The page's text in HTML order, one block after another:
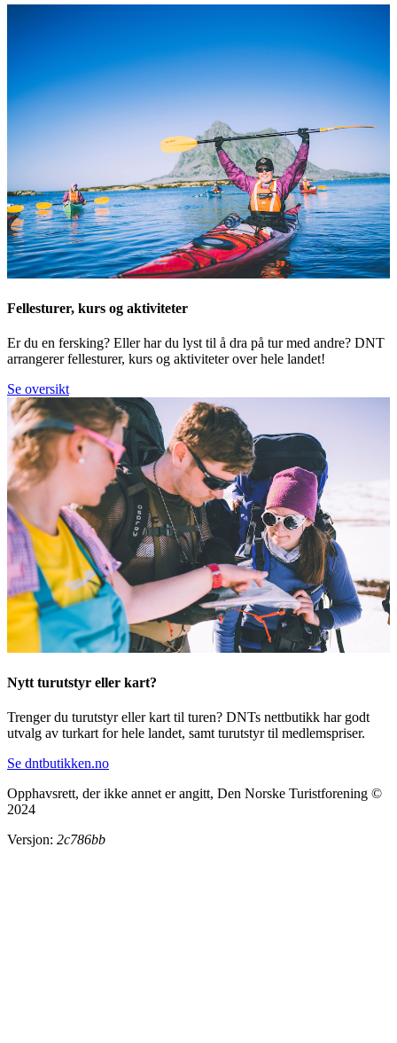
Fellesturer, kurs og aktiviteter
Er du en fersking? Eller har du lyst til å dra på tur med andre? DNT
arrangerer fellesturer, kurs og aktiviteter over hele landet!
Se oversikt
Nytt turutstyr eller kart?
Trenger du turutstyr eller kart til turen? DNTs nettbutikk har godt
utvalg av turkart for hele landet, samt turutstyr til medlemspriser.
Se dntbutikken.no
Opphavsrett, der ikke annet er angitt, Den Norske Turistforening ©
2024
Versjon: 2c786bb